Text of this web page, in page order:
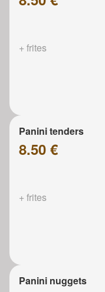
+ frites
Panini tenders
8.50 €
+ frites
Panini nuggets